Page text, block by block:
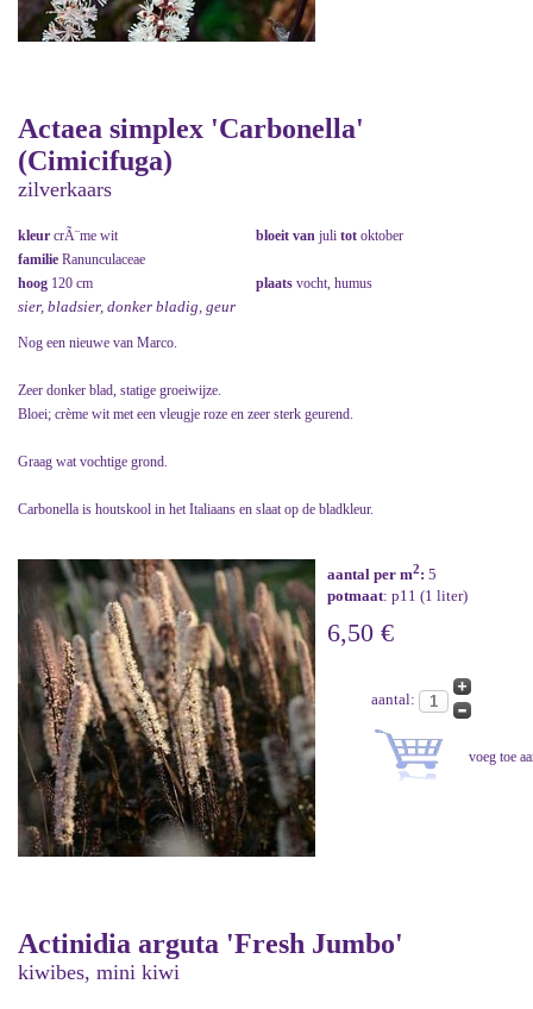
Actaea simplex 'Carbonella'
(Cimicifuga)
zilverkaars
kleur crÃ¨me wit bloeit van juli tot oktober
familie Ranunculaceae
hoog 120 cm plaats vocht, humus
sier, bladsier, donker bladig, geur
Nog een nieuwe van Marco.
Zeer donker blad, statige groeiwijze.
Bloei; crème wit met een vleugje roze en zeer sterk geurend.
Graag wat vochtige grond.
Carbonella is houtskool in het Italiaans en slaat op de bladkleur.
aantal per m2: 5
potmaat: p11 (1 liter)
6,50 €
aantal:
Actinidia arguta 'Fresh Jumbo'
kiwibes, mini kiwi